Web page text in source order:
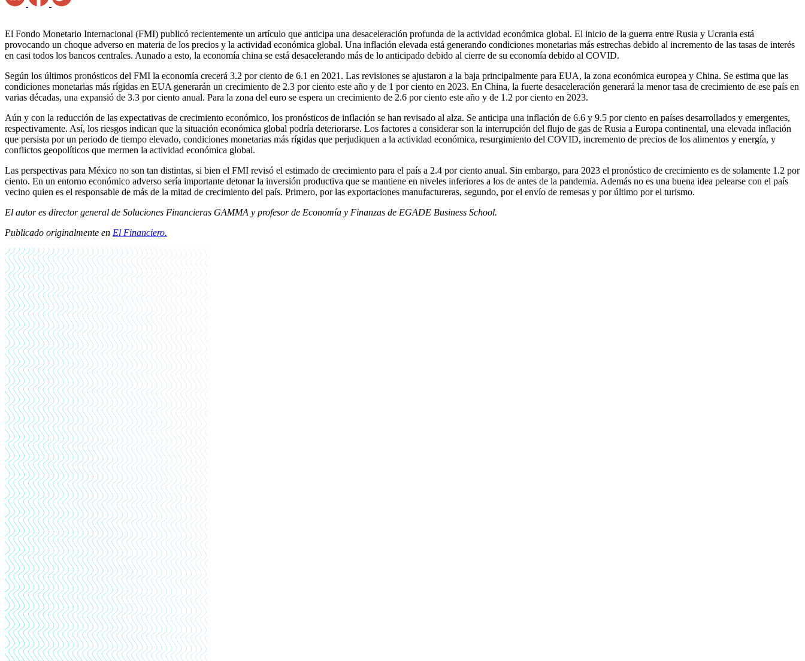
El Fondo Monetario Internacional (FMI) publicó recientemente un artículo que anticipa una desaceleración profunda de la actividad económica global. El inicio de la guerra entre Rusia y Ucrania está
provocando un choque adverso en materia de los precios y la actividad económica global. Una inflación elevada está generando condiciones monetarias más estrechas debido al incremento de las tasas de interés
en casi todos los bancos centrales. Aunado a esto, la economía china se está desacelerando más de lo anticipado debido al cierre de su economía debido al COVID.
Según los últimos pronósticos del FMI la economía crecerá 3.2 por ciento de 6.1 en 2021. Las revisiones se ajustaron a la baja principalmente para EUA, la zona económica europea y China. Se estima que las
condiciones monetarias más rígidas en EUA generarán un crecimiento de 2.3 por ciento este año y de 1 por ciento en 2023. En China, la fuerte desaceleración generará la menor tasa de crecimiento de ese país en
varias décadas, una expansió de 3.3 por ciento anual. Para la zona del euro se espera un crecimiento de 2.6 por ciento este año y de 1.2 por ciento en 2023.
Aún y con la reducción de las expectativas de crecimiento económico, los pronósticos de inflación se han revisado al alza. Se anticipa una inflación de 6.6 y 9.5 por ciento en países desarrollados y emergentes,
respectivamente. Así, los riesgos indican que la situación económica global podría deteriorarse. Los factores a considerar son la interrupción del flujo de gas de Rusia a Europa continental, una elevada inflación
que persista por un periodo de tiempo elevado, condiciones monetarias más rígidas que perjudiquen a la actividad económica, resurgimiento del COVID, incremento de precios de los alimentos y energía, y
conflictos geopolíticos que mermen la actividad económica global.
Las perspectivas para México no son tan distintas, si bien el FMI revisó el estimado de crecimiento para el país a 2.4 por ciento anual. Sin embargo, para 2023 el pronóstico de crecimiento es de solamente 1.2 por
ciento. En un entorno económico adverso sería importante detonar la inversión productiva que se mantiene en niveles inferiores a los de antes de la pandemia. Además no es una buena idea pelearse con el país
vecino quien es el responsable de más de la mitad de crecimiento del país. Primero, por las exportaciones manufactureras, segundo, por el envío de remesas y por último por el turismo.
El autor es director general de Soluciones Financieras GAMMA y profesor de Economía y Finanzas de EGADE Business School.
Publicado originalmente en El Financiero.